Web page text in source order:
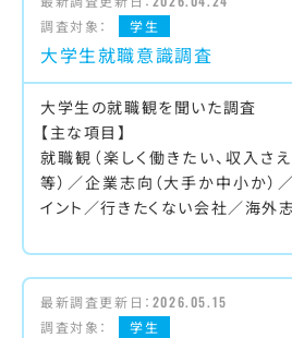
調査対象：
学生
大学生就職意識調査
大学生の就職観を聞いた調査
【主な項目】
就職観（楽しく働きたい、収入さ
等）／企業志向（大手か中小か）
イント／行きたくない会社／海外
最新調査更新日： 2026.05.15
調査対象：
学生